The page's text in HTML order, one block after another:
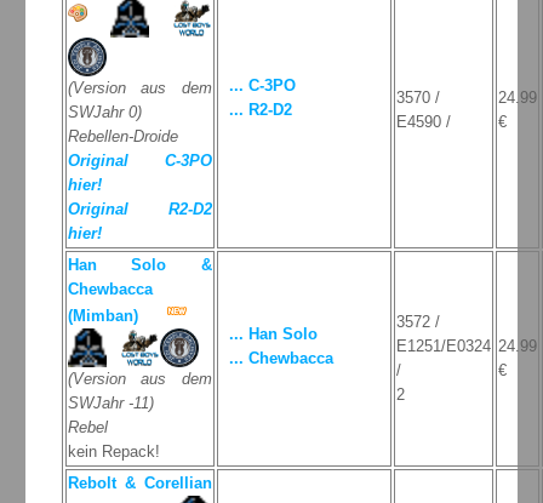
(Version aus dem
SWJahr 0)
Rebellen-Droide
Original C-3PO
hier!
Original R2-D2
hier!
... C-3PO
... R2-D2
3570 /
E4590 /
24.99
€
Han Solo &
Chewbacca
(Mimban)
(Version aus dem
SWJahr -11)
Rebel
kein Repack!
... Han Solo
... Chewbacca
3572 /
E1251/E0324
/
2
24.99
€
Rebolt & Corellian